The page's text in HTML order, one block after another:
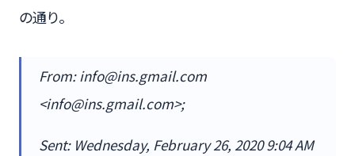
の通り。
From: info@ins.gmail.com
<info@ins.gmail.com>;
Sent: Wednesday, February 26, 2020 9:04 AM